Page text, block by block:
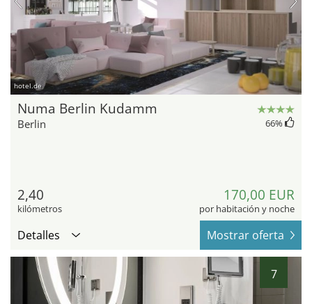
hotel.de
Numa Berlin Kudamm
Berlin 66%
2,40
kilómetros
170,00 EUR
por habitación y noche
Detalles Mostrar oferta
7